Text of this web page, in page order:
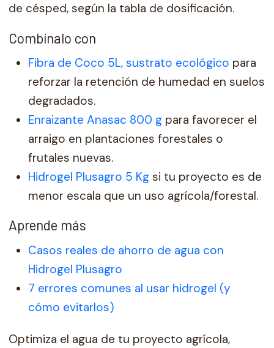
de césped, según la tabla de dosificación.
Combínalo con
Fibra de Coco 5L, sustrato ecológico para
reforzar la retención de humedad en suelos
degradados.
Enraizante Anasac 800 g para favorecer el
arraigo en plantaciones forestales o
frutales nuevas.
Hidrogel Plusagro 5 Kg si tu proyecto es de
menor escala que un uso agrícola/forestal.
Aprende más
Casos reales de ahorro de agua con
Hidrogel Plusagro
7 errores comunes al usar hidrogel (y
cómo evitarlos)
Optimiza el agua de tu proyecto agrícola,